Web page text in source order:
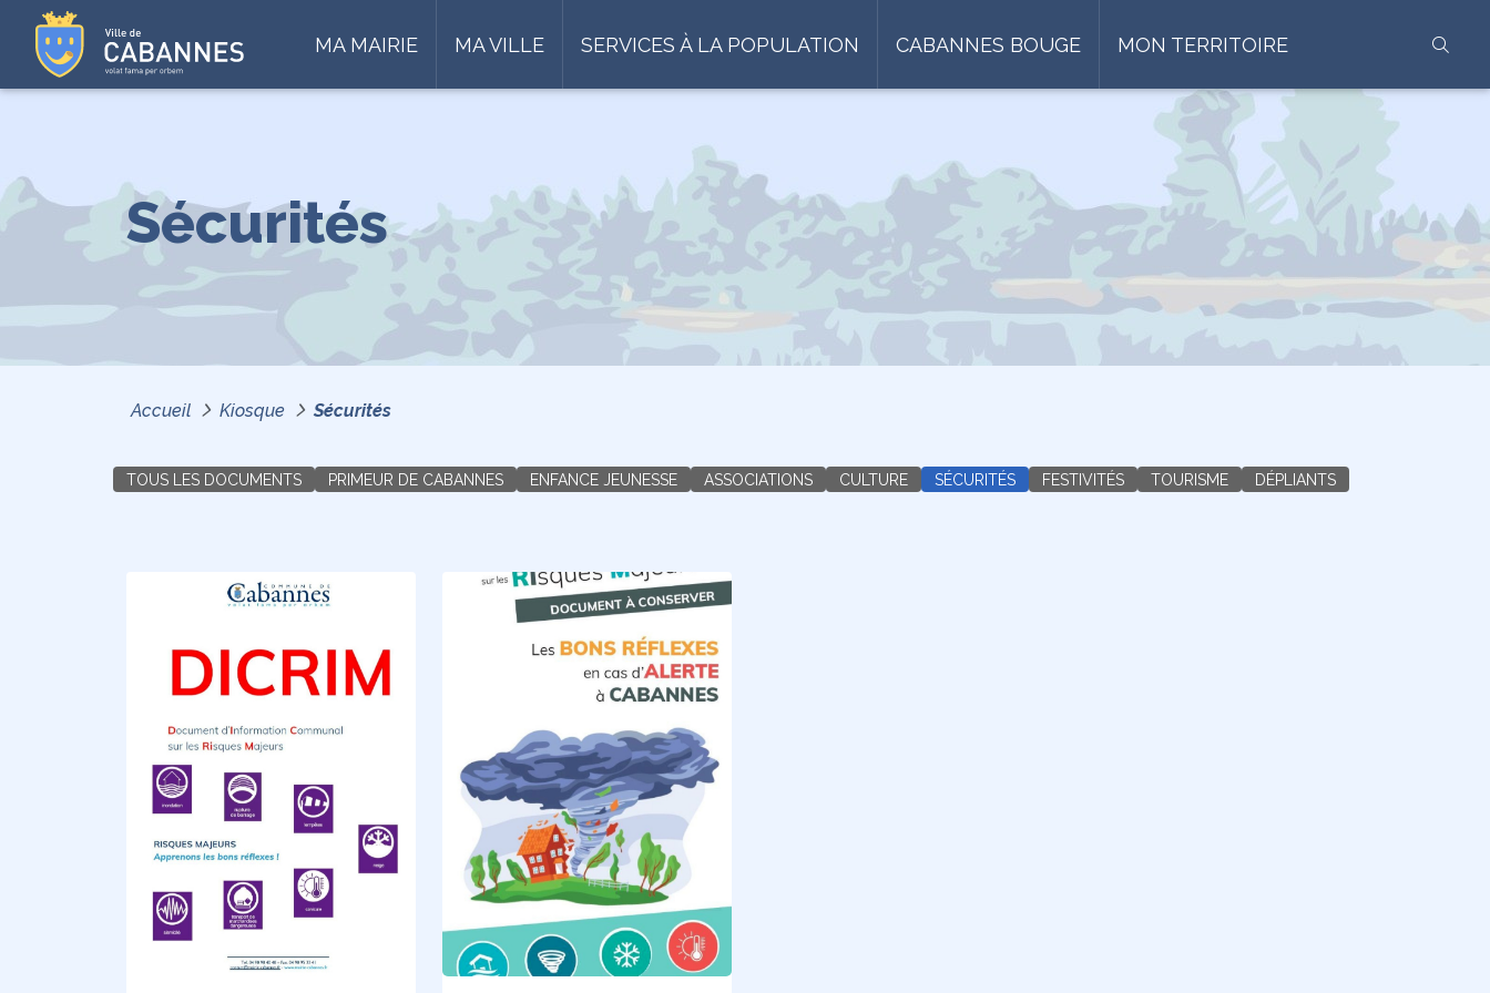
MA MAIRIE MA VILLE SERVICES À LA POPULATION CABANNES BOUGE MON TERRITOIRE
Sécurités
Accueil Kiosque Sécurités
TOUS LES DOCUMENTS PRIMEUR DE CABANNES ENFANCE JEUNESSE ASSOCIATIONS CULTURE SÉCURITÉS FESTIVITÉS TOURISME DÉPLIANTS